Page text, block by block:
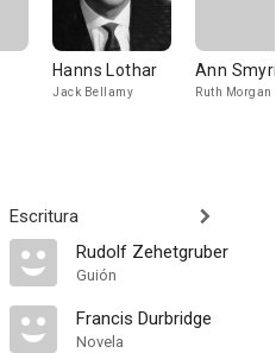
Hanns Lothar
Jack Bellamy
Ann
Ruth Morgan
Escritura
Rudolf Zehetgruber
Guión
Francis Durbridge
Novela